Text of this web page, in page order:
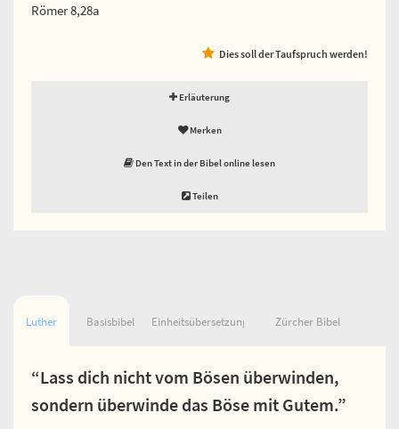
Römer 8,28a
Dies soll der Taufspruch werden!
Erläuterung
Merken
Den Text in der Bibel online lesen
Teilen
Luther Basisbibel Einheitsübersetzung Zürcher Bibel
“Lass dich nicht vom Bösen überwinden,
sondern überwinde das Böse mit Gutem.”